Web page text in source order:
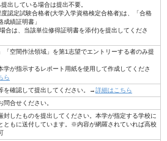
出している場合は提出不要。
認定試験合格者(大学入学資格検定合格者)は、「合格
成績証明書」
合は、当該単位修得証明書を添付)を提出してくださ
「空間作法領域」を第1志望でエントリーする者のみ提
学が指示するレポート用紙を使用して作成してくださ
ら
を確認して提出してください。→詳細はこちら
問合せください。
封したものを提出してください。本学が指定する学校に
ともに送付しています。※内容が網羅されていれば高校